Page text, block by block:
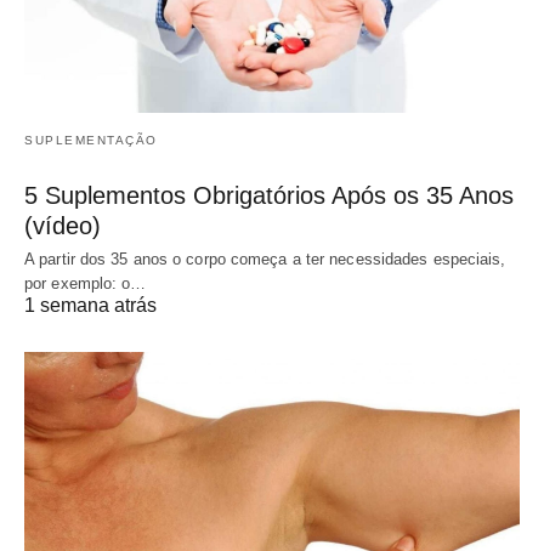
SUPLEMENTAÇÃO
5 Suplementos Obrigatórios Após os 35 Anos
(vídeo)
A partir dos 35 anos o corpo começa a ter necessidades especiais,
por exemplo: o…
1 semana atrás